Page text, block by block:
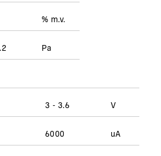
% m.v.
Pa
3 - 3.6 V
6000 uA